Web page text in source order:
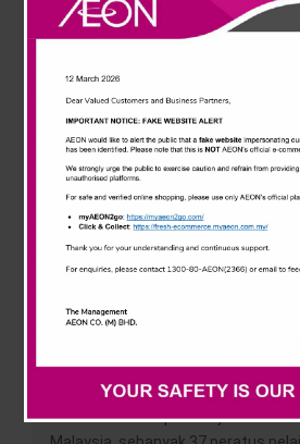
Careline
pelbagai dugaan dan cabaran di
melihat penyesuaian dalam
teknologi terutamanya di dalam
anak-anak sebagai norma baharu.
Dapur Selebriti vs Dapur CEO,
pembelian 2,000 unit tablet untuk
kepada pelajar Tingkatan 5 bagi
ujar Shafie Shamsuddin, Pengarah
Pegawai Eksekutif, AEON Group
menyediakan kemudahan digital
(PdPR).
“Berdasarkan kepada kajian